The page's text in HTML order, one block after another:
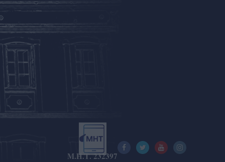
Μ.Η.Τ. 232397